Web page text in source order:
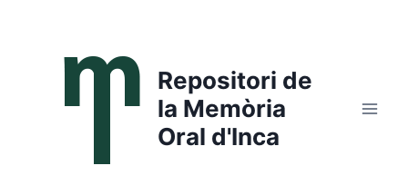
contenido
Repositori de
la Memòria
Oral d'Inca